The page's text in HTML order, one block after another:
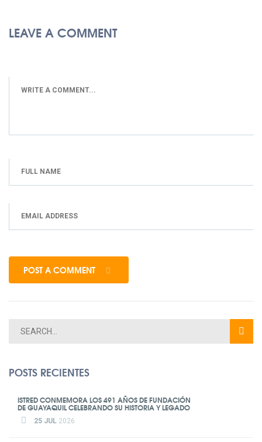
LEAVE A COMMENT
POST A COMMENT
POSTS RECIENTES
ISTRED CONMEMORA LOS 491 AÑOS DE FUNDACIÓN
DE GUAYAQUIL CELEBRANDO SU HISTORIA Y LEGADO
25 JUL 2026